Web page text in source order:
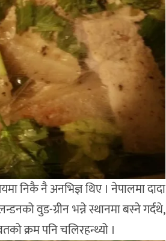
निकै नै अनभिज्ञ थिए । नेपालमा दादा
वुड-ग्रीन भन्ने स्थानमा बस्ने गर्दथे,
क्रम पनि चलिरहन्थ्यो ।